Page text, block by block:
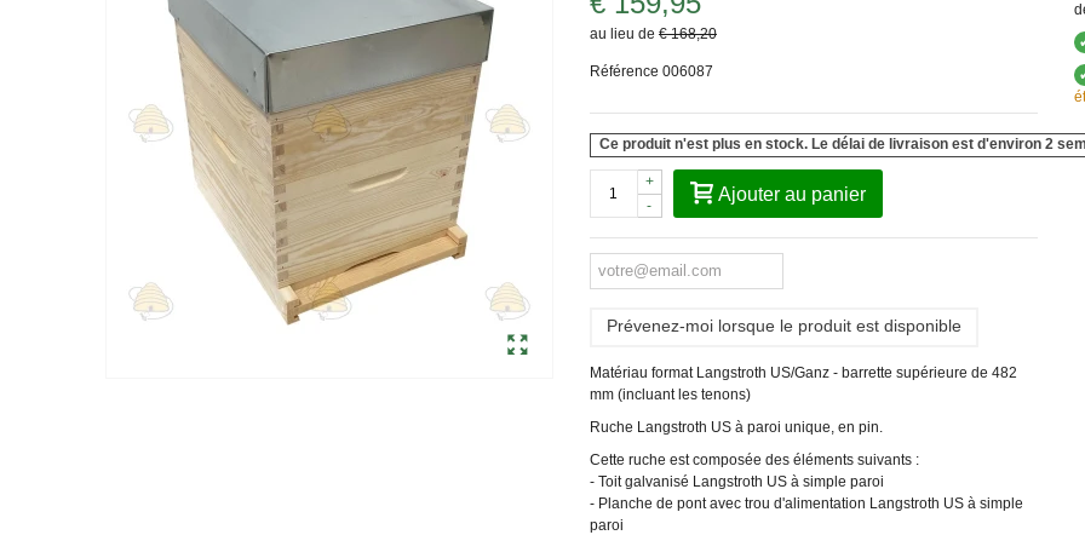
au lieu de € 168,20
Référence 006087
Ce produit n'est plus en stock. Le délai de livraison est d'environ 2
-
+
Ajouter au panier
Prévenez-moi lorsque le produit est disponible
Matériau format Langstroth US/Ganz - barrette supérieure de 482
mm (incluant les tenons)
Ruche Langstroth US à paroi unique, en pin.
Cette ruche est composée des éléments suivants :
- Toit galvanisé Langstroth US à simple paroi
- Planche de pont avec trou d'alimentation Langstroth US à simple
paroi